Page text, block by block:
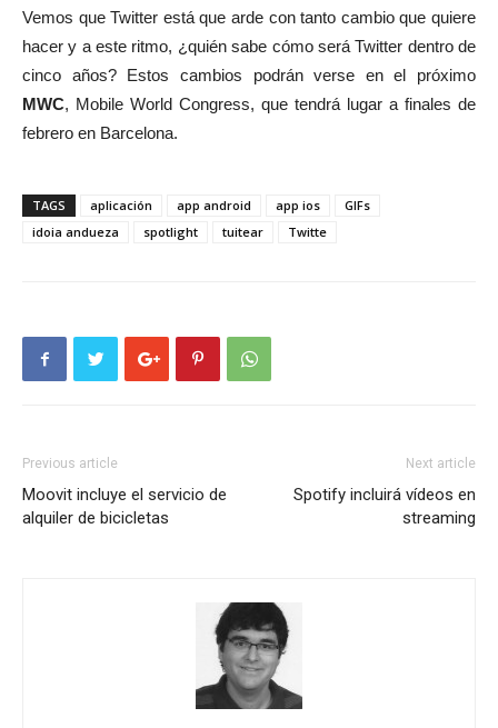
Vemos que Twitter está que arde con tanto cambio que quiere
hacer y a este ritmo, ¿quién sabe cómo será Twitter dentro de
cinco años? Estos cambios podrán verse en el próximo
MWC, Mobile World Congress, que tendrá lugar a finales de
febrero en Barcelona.
TAGS aplicación app android app ios
GIFs
idoia andueza
spotlight tuitear Twitte
Previous article
Moovit incluye el servicio de
alquiler de bicicletas
Next article
Spotify incluirá vídeos en
streaming